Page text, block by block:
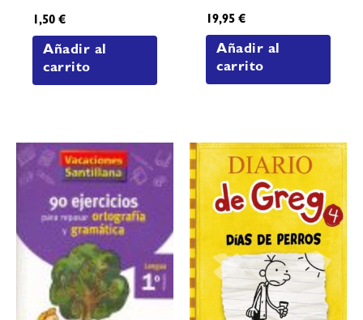
1,50€
Añadir al
carrito
19,95€
Añadir al
carrito